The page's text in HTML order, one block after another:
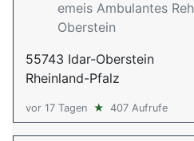
emeis Ambulantes
Oberstein
55743 Idar-Oberstein
Rheinland-Pfalz
vor 17 Tagen ★ 407 Aufrufe